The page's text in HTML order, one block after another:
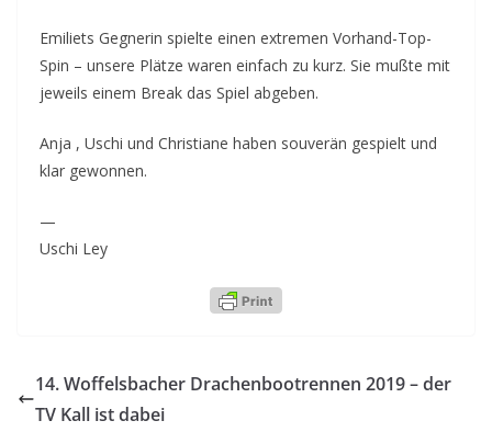
Emiliets Gegnerin spielte einen extremen Vorhand-Top-
Spin – unsere Plätze waren einfach zu kurz. Sie mußte mit
jeweils einem Break das Spiel abgeben.
Anja , Uschi und Christiane haben souverän gespielt und
klar gewonnen.
—
Uschi Ley
14. Woffelsbacher Drachenbootrennen 2019 – der
TV Kall ist dabei